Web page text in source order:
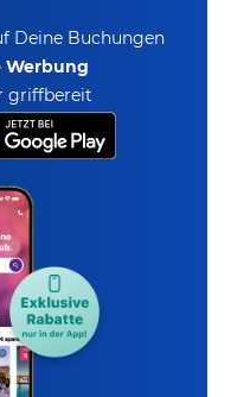
Deine Buchungen
Werbung
griffbereit